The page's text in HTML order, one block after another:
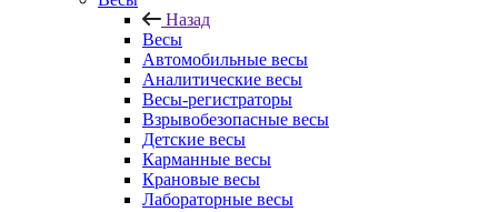
Назад
Весы
Автомобильные весы
Аналитические весы
Весы-регистраторы
Взрывобезопасные весы
Детские весы
Карманные весы
Крановые весы
Лабораторные весы